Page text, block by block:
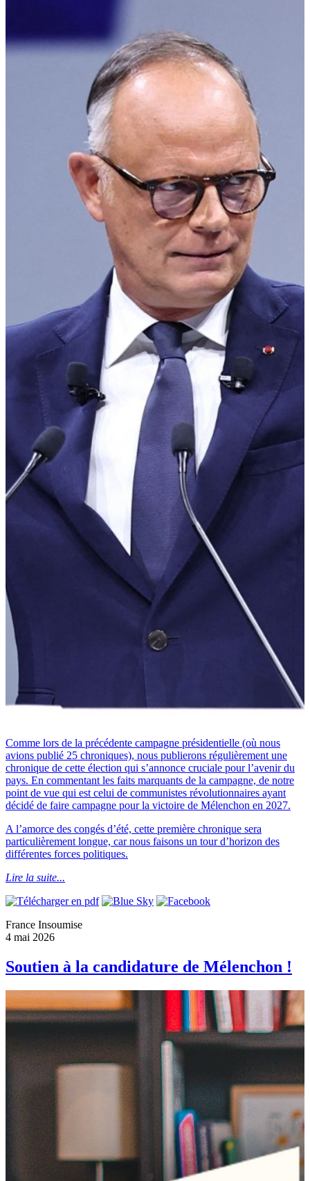
Comme lors de la précédente campagne présidentielle (où nous
avions publié 25 chroniques), nous publierons régulièrement une
chronique de cette élection qui s’annonce cruciale pour l’avenir du
pays. En commentant les faits marquants de la campagne, de notre
point de vue qui est celui de communistes révolutionnaires ayant
décidé de faire campagne pour la victoire de Mélenchon en 2027.
A l’amorce des congés d’été, cette première chronique sera
particulièrement longue, car nous faisons un tour d’horizon des
différentes forces politiques.
Lire la suite...
France Insoumise
4 mai 2026
Soutien à la candidature de Mélenchon !